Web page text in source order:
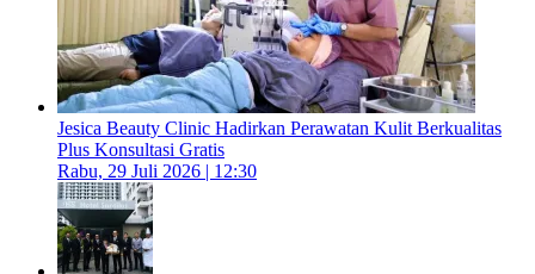
Jesica Beauty Clinic Hadirkan Perawatan Kulit Berkualitas
Plus Konsultasi Gratis
Rabu, 29 Juli 2026 | 12:30